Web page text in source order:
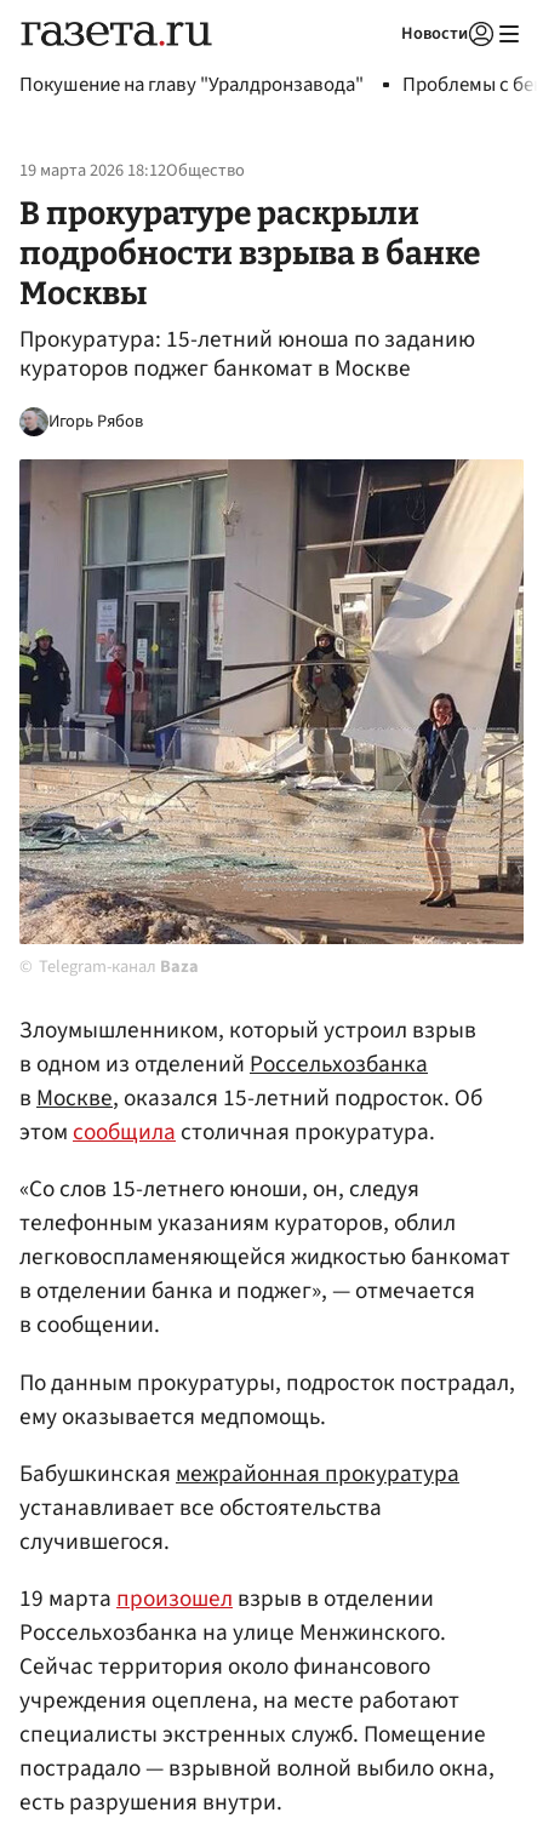
Новости
Покушение на главу "Уралдронзавода" Проблемы с
19 марта 2026 18:12Общество
В прокуратуре раскрыли
подробности взрыва в банке
Москвы
Прокуратура: 15-летний юноша по заданию
кураторов поджег банкомат в Москве
Игорь Рябов
Telegram-канал Baza
Злоумышленником, который устроил взрыв
в одном из отделенийРоссельхозбанка
вМоскве, оказался 15-летний подросток. Об
этомсообщиластоличная прокуратура.
«Со слов 15-летнего юноши, он, следуя
телефонным указаниям кураторов, облил
легковоспламеняющейся жидкостью банкомат
в отделении банка и поджег», — отмечается
в сообщении.
По данным прокуратуры, подросток пострадал,
ему оказывается медпомощь.
Бабушкинскаямежрайонная прокуратура
устанавливает все обстоятельства
случившегося.
19 мартапроизошелвзрыв в отделении
Россельхозбанка на улице Менжинского.
Сейчас территория около финансового
учреждения оцеплена, на месте работают
специалисты экстренных служб. Помещение
пострадало — взрывной волной выбило окна,
есть разрушения внутри.